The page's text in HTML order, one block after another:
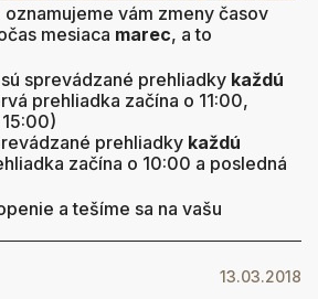
vám zmeny časov
mesiaca marec, a to
sprevádzané prehliadky každú
prehliadka začína o 11:00,
prehliadky každú
začína o 10:00 a posledná
a tešíme sa na vašu
13.03.2018